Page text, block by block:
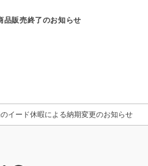
品販売終了のお知らせ
イード休暇による納期変更のお知らせ